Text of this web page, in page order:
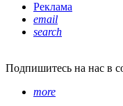
Реклама
email
search
Подпишитесь на нас в
more